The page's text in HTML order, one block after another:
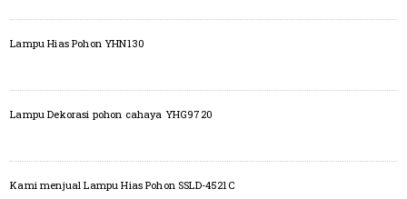
Lampu Hias Pohon YHN130
Lampu Dekorasi pohon cahaya YHG9720
Kami menjual Lampu Hias Pohon SSLD-4521C